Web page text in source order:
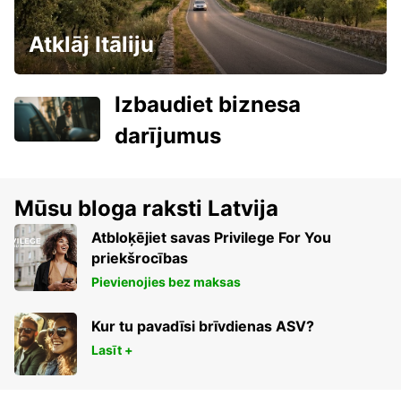
Atklāj Itāliju
Izbaudiet biznesa
darījumus
Mūsu bloga raksti Latvija
Atbloķējiet savas Privilege For You
priekšrocības
Pievienojies bez maksas
Kur tu pavadīsi brīvdienas ASV?
Lasīt +